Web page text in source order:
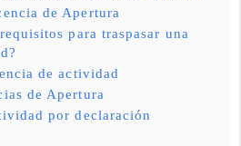
de Apertura
para traspasar una
de actividad
de Apertura
por declaración